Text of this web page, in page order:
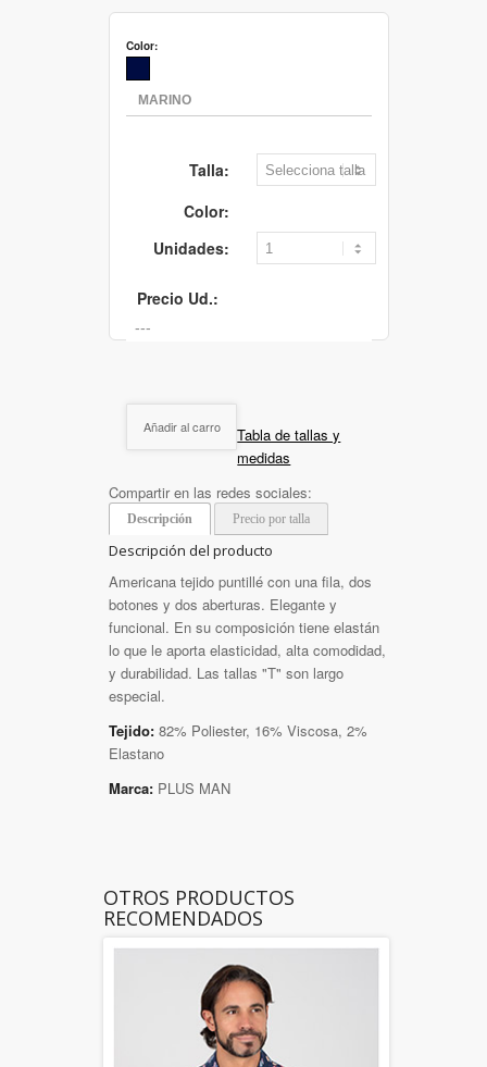
Color:
Talla:
Color:
Unidades:
Precio Ud.:
Añadir al carro
Tabla de tallas y
medidas
Compartir en las redes sociales:
Descripción Precio por talla
Descripción del producto
Americana tejido puntillé con una fila, dos
botones y dos aberturas. Elegante y
funcional. En su composición tiene elastán
lo que le aporta elasticidad, alta comodidad,
y durabilidad. Las tallas "T" son largo
especial.
Tejido: 82% Poliester, 16% Viscosa, 2%
Elastano
Marca: PLUS MAN
OTROS PRODUCTOS
RECOMENDADOS